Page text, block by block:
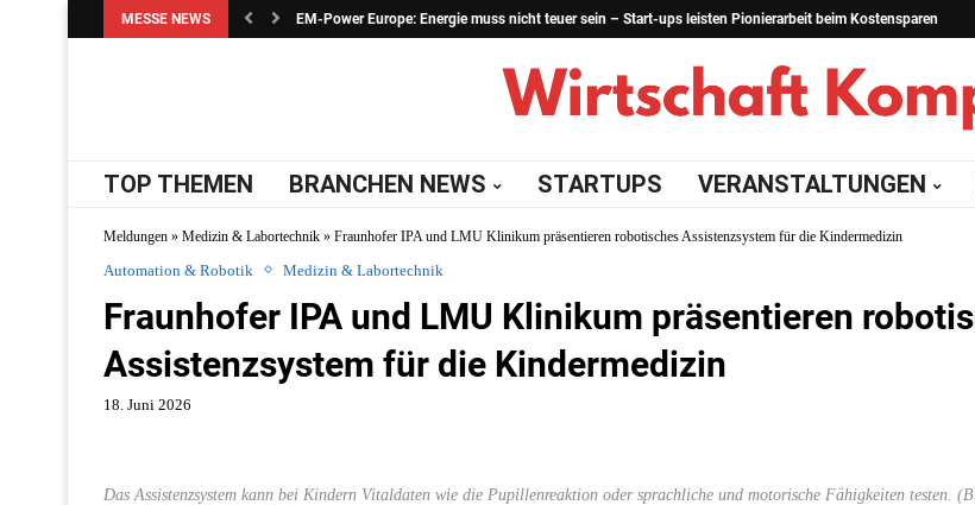
MESSE NEWS EM-Power Europe: Energie muss nicht teuer sein – Start-ups leisten Pionierarbeit beim Kostensparen
TOP THEMEN BRANCHEN NEWS STARTUPS VERANSTALTUNGEN
Meldungen » Medizin & Labortechnik » Fraunhofer IPA und LMU Klinikum präsentieren robotisches Assistenzsystem für die Kindermedizin
Automation & Robotik Medizin & Labortechnik
Fraunhofer IPA und LMU Klinikum präsentieren
Assistenzsystem für die Kindermedizin
18. Juni 2026
Das Assistenzsystem kann bei Kindern Vitaldaten wie die Pupillenreaktion oder sprachliche und motorische Fähigkeiten testen.